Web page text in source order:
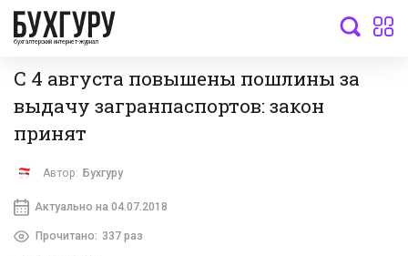
бухгалтерский интернет-журнал
С 4 августа повышены пошлины за
выдачу загранпаспортов: закон
принят
Автор: Бухгуру
Актуально на 04.07.2018
Прочитано: 337 раз